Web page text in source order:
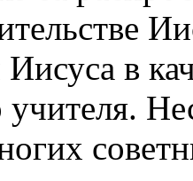
в
учителя.